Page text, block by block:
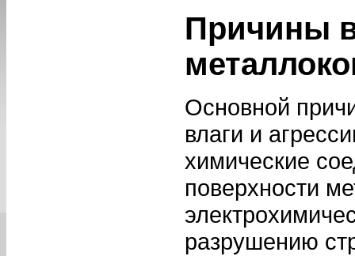
Причины
Основной
влаги и
химические
поверхности
разрушению